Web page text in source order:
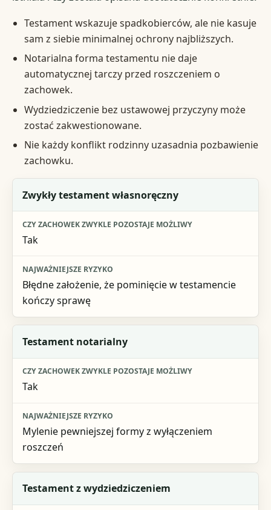
Testament wskazuje spadkobierców, ale nie kasuje
sam z siebie minimalnej ochrony najbliższych.
Notarialna forma testamentu nie daje
automatycznej tarczy przed roszczeniem o
zachowek.
Wydziedziczenie bez ustawowej przyczyny może
zostać zakwestionowane.
Nie każdy konflikt rodzinny uzasadnia pozbawienie
zachowku.
Sytuacja
Czy zachowek zwykle pozostaje możliwy
Zwykły testament własnoręczny
Tak
Błędne założenie, że pominięcie w testamencie
kończy sprawę
Testament notarialny
Tak
Mylenie pewniejszej formy z wyłączeniem
roszczeń
Testament z wydziedziczeniem